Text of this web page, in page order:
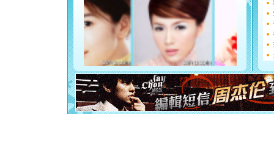
如意,快
[元旦]
看
断电。
你是我
[元旦]
如
起；二
离。水
[元旦]当
泣，这痛
卖了。水
[春节]风